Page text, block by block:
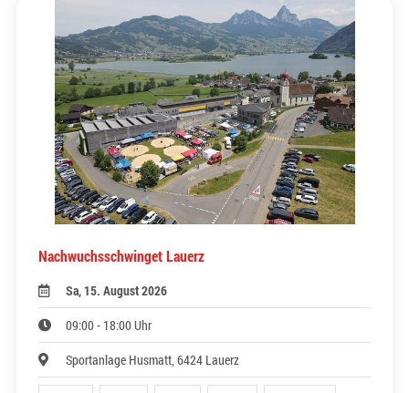
Nachwuchsschwinget Lauerz
Sa, 15. August 2026
09:00 - 18:00 Uhr
Sportanlage Husmatt, 6424 Lauerz